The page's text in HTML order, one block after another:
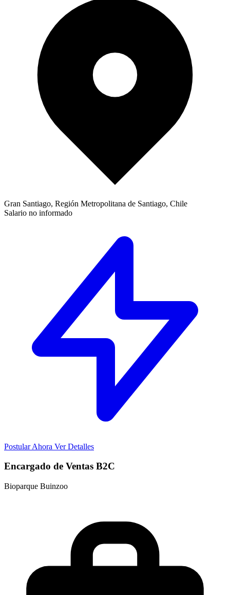
Gran Santiago, Región Metropolitana de Santiago, Chile
Salario no informado
Postular Ahora Ver Detalles
Encargado de Ventas B2C
Bioparque Buinzoo